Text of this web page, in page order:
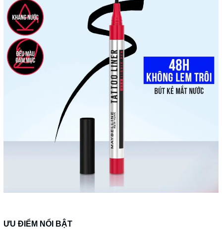
ƯU ĐIỂM NỔI BẬT